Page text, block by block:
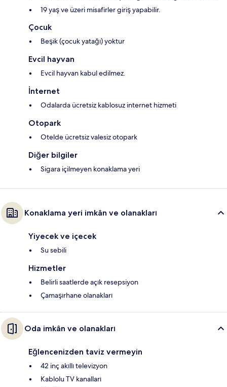
19 yaş ve üzeri misafirler giriş yapabilir.
Çocuk
Beşik (çocuk yatağı) yoktur
Evcil hayvan
Evcil hayvan kabul edilmez.
İnternet
Odalarda ücretsiz kablosuz internet hizmeti
Otopark
Otelde ücretsiz valesiz otopark
Diğer bilgiler
Sigara içilmeyen konaklama yeri
Konaklama yeri imkân ve olanakları
Yiyecek ve içecek
Su sebili
Hizmetler
Belirli saatlerde açık resepsiyon
Çamaşırhane olanakları
Oda imkân ve olanakları
Eğlencenizden taviz vermeyin
42 inç akıllı televizyon
Kablolu TV kanalları